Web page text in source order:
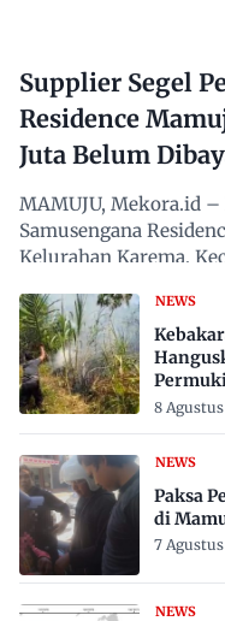
Supplier Segel
Residence
Juta Belum
MAMUJU, Mekora.id
Samusengana
Kelurahan Karema,
NEWS
8 Agustus
NEWS
Paksa
di
7 Agustus
NEWS